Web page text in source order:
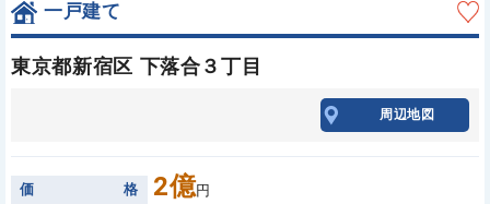
一戸建て
東京都新宿区 下落合３丁目
周辺地図
価 格 2億円